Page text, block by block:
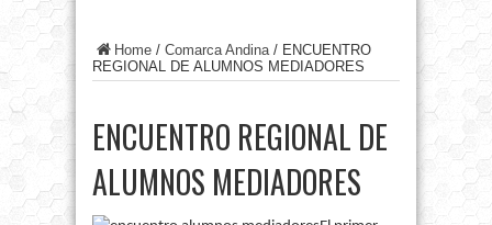
Home / Comarca Andina/ ENCUENTRO
REGIONAL DE ALUMNOS MEDIADORES
ENCUENTRO REGIONAL DE
ALUMNOS MEDIADORES